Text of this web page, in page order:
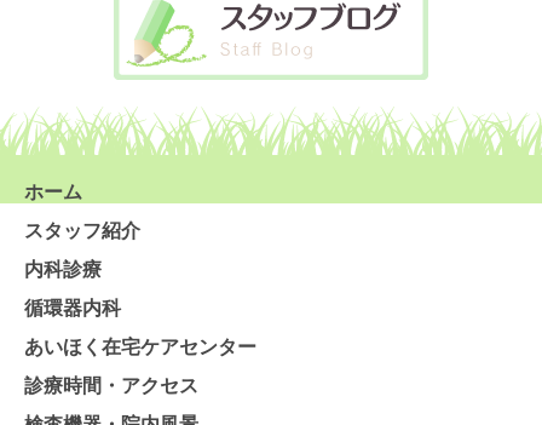
ホーム
スタッフ紹介
内科診療
循環器内科
あいほく在宅ケアセンター
診療時間・アクセス